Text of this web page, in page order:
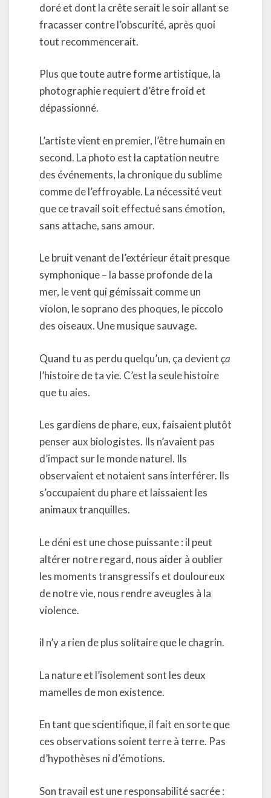
doré et dont la crête serait le soir allant se
fracasser contre l’obscurité, après quoi
tout recommencerait.
Plus que toute autre forme artistique, la
photographie requiert d’être froid et
dépassionné.
L’artiste vient en premier, l’être humain en
second. La photo est la captation neutre
des événements, la chronique du sublime
comme de l’effroyable. La nécessité veut
que ce travail soit effectué sans émotion,
sans attache, sans amour.
Le bruit venant de l’extérieur était presque
symphonique – la basse profonde de la
mer, le vent qui gémissait comme un
violon, le soprano des phoques, le piccolo
des oiseaux. Une musique sauvage.
Quand tu as perdu quelqu’un, ça devientça
l’histoire de ta vie. C’est la seule histoire
que tu aies.
Les gardiens de phare, eux, faisaient plutôt
penser aux biologistes. Ils n’avaient pas
d’impact sur le monde naturel. Ils
observaient et notaient sans interférer. Ils
s’occupaient du phare et laissaient les
animaux tranquilles.
Le déni est une chose puissante : il peut
altérer notre regard, nous aider à oublier
les moments transgressifs et douloureux
de notre vie, nous rendre aveugles à la
violence.
il n’y a rien de plus solitaire que le chagrin.
La nature et l’isolement sont les deux
mamelles de mon existence.
En tant que scientifique, il fait en sorte que
ces observations soient terre à terre. Pas
d’hypothèses ni d’émotions.
Son travail est une responsabilité sacrée :